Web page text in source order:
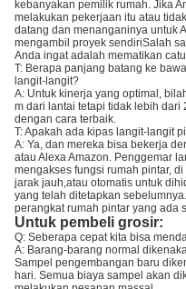
kebanyakan pemilik rumah. Jika
melakukan pekerjaan itu atau
datang dan menanganinya untuk
mengambil proyek sendiriSalah
Anda ingat adalah mematikan
T: Berapa panjang batang ke
langit-langit?
A: Untuk kinerja yang optimal,
m dari lantai tetapi tidak lebih dari
dengan cara terbaik.
T: Apakah ada kipas langit-langit
A: Ya, dan mereka bisa bekerja
atau Alexa Amazon. Penggemar
mengakses fungsi rumah pintar,
jarak jauh,atau otomatis untuk
yang telah ditetapkan
perangkat rumah pintar yang ada
Untuk pembeli grosir:
Q: Seberapa cepat kita bisa
A: Barang-barang normal
Sampel pengembangan baru
hari. Semua biaya sampel akan